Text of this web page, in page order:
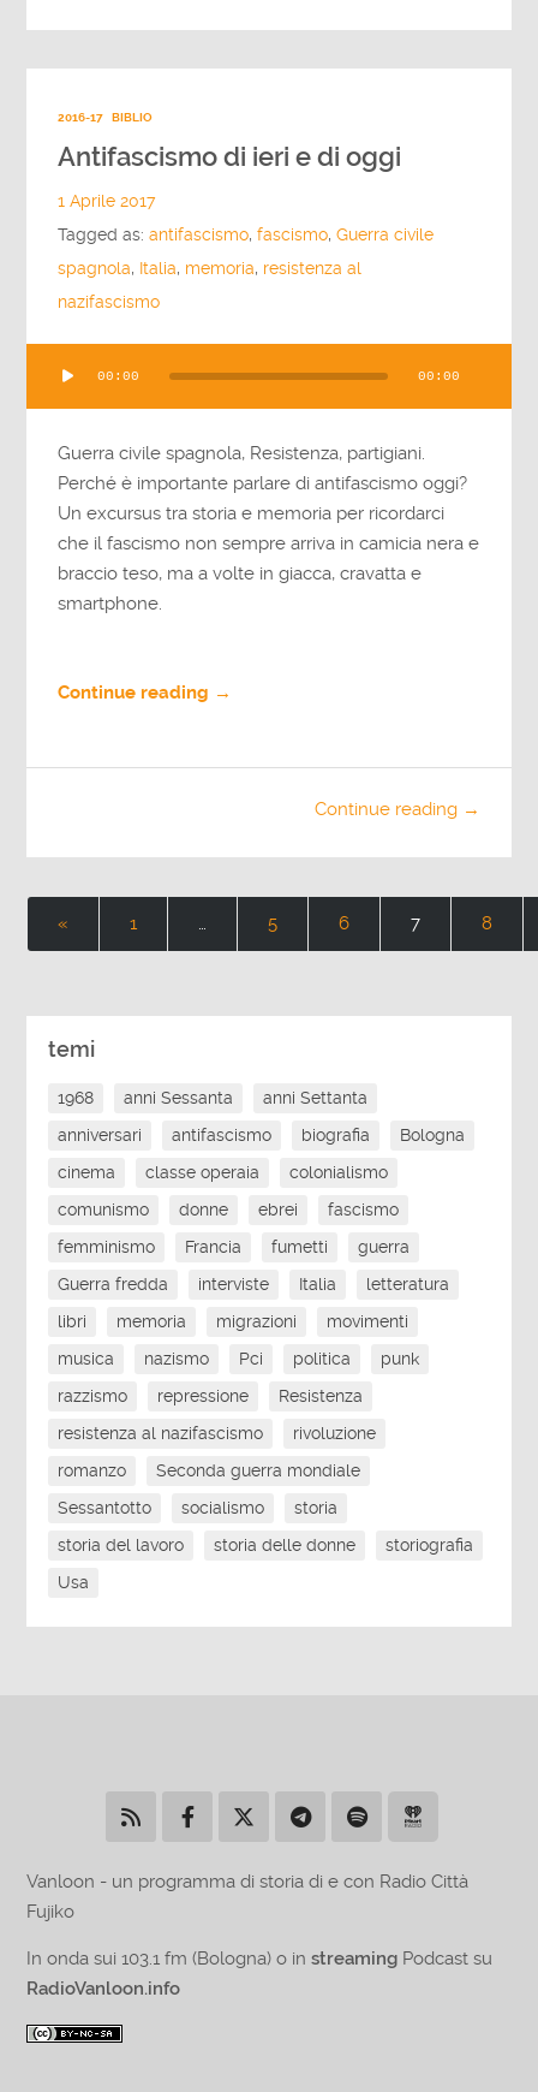
2016-17 BIBLIO
Antifascismo di ieri e di oggi
1 Aprile 2017
Tagged as:antifascismo,fascismo,Guerra civile
spagnola, Italia, memoria, resistenza al
nazifascismo
Player
00:00 00:00
Guerra civile spagnola, Resistenza, partigiani.
Perché è importante parlare di antifascismo oggi?
Un excursus tra storia e memoria per ricordarci
che il fascismo non sempre arriva in camicia nera e
braccio teso, ma a volte in giacca, cravatta e
smartphone.
Continue reading →
Continue reading →
« 1 5 6 7 8
temi
1968 anni Sessanta
anni Settanta
anniversari
antifascismo biografia
Bologna
cinema
classe operaia
colonialismo
comunismo
donne ebrei
fascismo
femminismo
Francia fumetti
guerra
Guerra fredda
interviste Italia
letteratura
libri
memoria migrazioni
movimenti
musica
nazismo Pci politica
punk
razzismo
repressione
Resistenza
resistenza al nazifascismo
rivoluzione
romanzo
Seconda guerra mondiale
Sessantotto
socialismo
storia
storia del lavoro
storia delle donne
storiografia
Usa
Vanloon - un programma di storia di e con Radio Città
Fujiko
In onda sui 103.1 fm (Bologna) o instreaming Podcast su
RadioVanloon.info